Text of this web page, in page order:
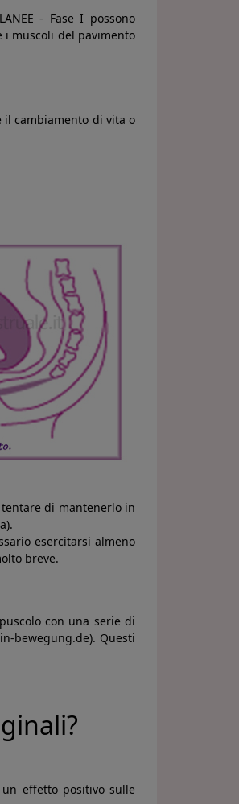
- Fase I possono
i muscoli del pavimento
il cambiamento di vita o
di mantenerlo in
esercitarsi almeno
breve.
con una serie di
bewegung.de). Questi
effetto positivo sulle